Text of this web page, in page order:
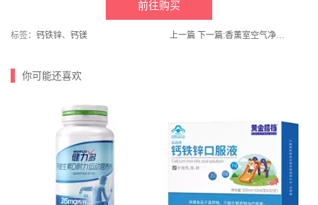
前往购买
标签： 钙铁锌、 钙镁 上一篇 下一篇: 香薰室空气净化内家用持久
你可能还喜欢